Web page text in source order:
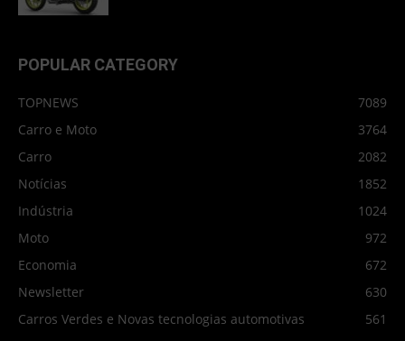
POPULAR CATEGORY
TOPNEWS
7089
Carro e Moto
3764
Carro
2082
Notícias
1852
Indústria
1024
Moto
972
Economia
672
Newsletter
630
Carros Verdes e Novas tecnologias automotivas
561